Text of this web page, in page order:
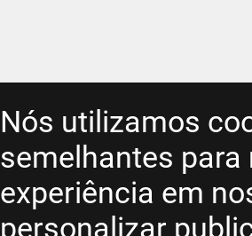
Nós utilizamos
semelhantes para
experiência em
personalizar